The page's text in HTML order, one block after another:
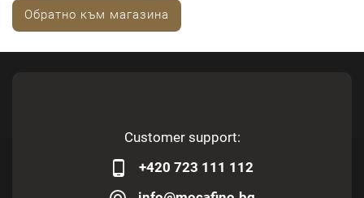
Обратно към магазина
Customer support:
+420 723 111 112